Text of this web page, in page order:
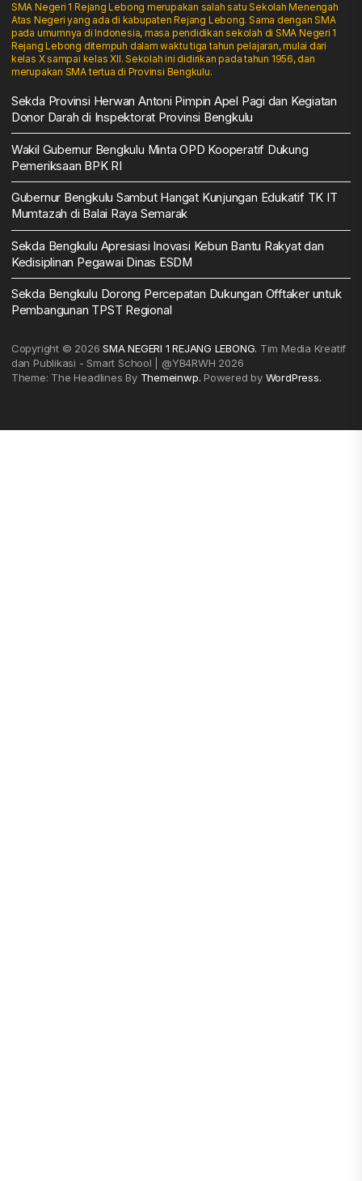
SMA Negeri 1 Rejang Lebong merupakan salah satu Sekolah Menengah
Atas Negeri yang ada di kabupaten Rejang Lebong. Sama dengan SMA
pada umumnya di Indonesia, masa pendidikan sekolah di SMA Negeri 1
Rejang Lebong ditempuh dalam waktu tiga tahun pelajaran, mulai dari
kelas X sampai kelas XII. Sekolah ini didirikan pada tahun 1956, dan
merupakan SMA tertua di Provinsi Bengkulu.
Sekda Provinsi Herwan Antoni Pimpin Apel Pagi dan Kegiatan
Donor Darah di Inspektorat Provinsi Bengkulu
Wakil Gubernur Bengkulu Minta OPD Kooperatif Dukung
Pemeriksaan BPK RI
Gubernur Bengkulu Sambut Hangat Kunjungan Edukatif TK IT
Mumtazah di Balai Raya Semarak
Sekda Bengkulu Apresiasi Inovasi Kebun Bantu Rakyat dan
Kedisiplinan Pegawai Dinas ESDM
Sekda Bengkulu Dorong Percepatan Dukungan Offtaker untuk
Pembangunan TPST Regional
Copyright © 2026SMA NEGERI 1 REJANG LEBONG. Tim Media Kreatif
dan Publikasi - Smart School | @YB4RWH 2026
Theme: The Headlines By Themeinwp. Powered by WordPress.